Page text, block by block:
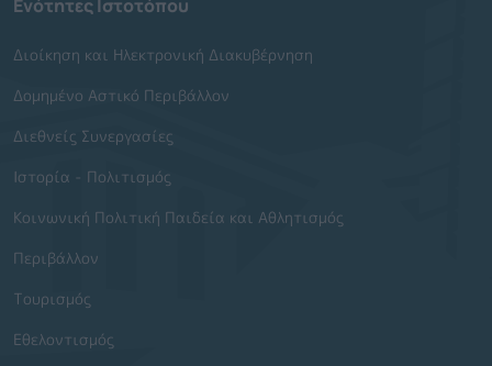
Ενότητες Ιστοτόπου
Διοίκηση και Ηλεκτρονική Διακυβέρνηση
Δομημένο Αστικό Περιβάλλον
Διεθνείς Συνεργασίες
Ιστορία - Πολιτισμός
Κοινωνική Πολιτική Παιδεία και Αθλητισμός
Περιβάλλον
Τουρισμός
Εθελοντισμός